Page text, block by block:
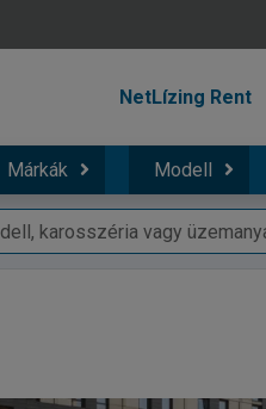
NetLízing Rent
Márkák Modell